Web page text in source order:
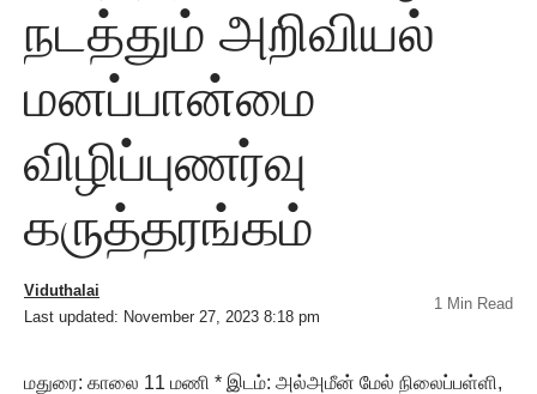
நடத்தும் அறிவியல்
மனப்பான்மை
விழிப்புணர்வு
கருத்தரங்கம்
Last updated: November 27, 2023 8:18 pm
Viduthalai
1 Min Read
மதுரை: காலை 11 மணி * இடம்: அல்அமீன் மேல் நிலைப்பள்ளி,